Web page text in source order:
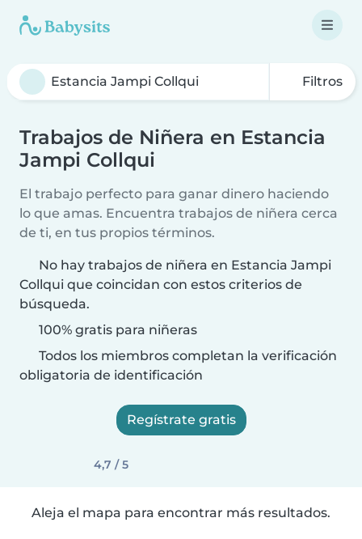
Filtros
Trabajos de Niñera en Estancia
Jampi Collqui
El trabajo perfecto para ganar dinero haciendo
lo que amas. Encuentra trabajos de niñera cerca
de ti, en tus propios términos.
No hay trabajos de niñera en Estancia Jampi
Collqui que coincidan con estos criterios de
búsqueda.
100% gratis para niñeras
Todos los miembros completan la verificación
obligatoria de identificación
Regístrate gratis
4,7 / 5
Aleja el mapa para encontrar más resultados.